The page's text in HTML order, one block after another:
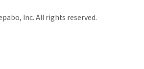
Inc. All rights reserved.